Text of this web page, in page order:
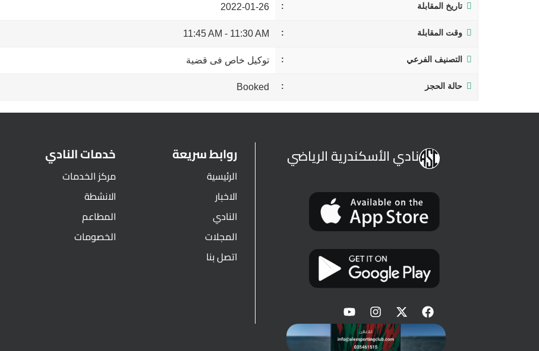
تاريخ المقابلة 2022-01-26
وقت المقابلة 11:30 AM
-
11:45 AM
التصنيف الفرعي توكيل خاص فى قضية
حالة الحجز Booked
نادي الأسكندرية الرياضي روابط سريعة
الرئيسية
الاخبار
النادي
المجلات
اتصل بنا
خدمات النادي
مركز الخدمات
الانشطة
المطاعم
الخصومات